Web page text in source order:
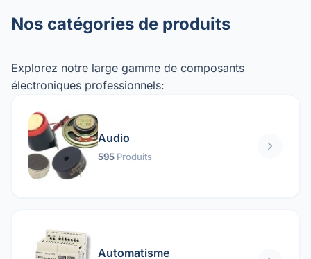
Nos catégories de produits
Explorez notre large gamme de composants
électroniques professionnels:
Audio
595 Produits
Automatisme